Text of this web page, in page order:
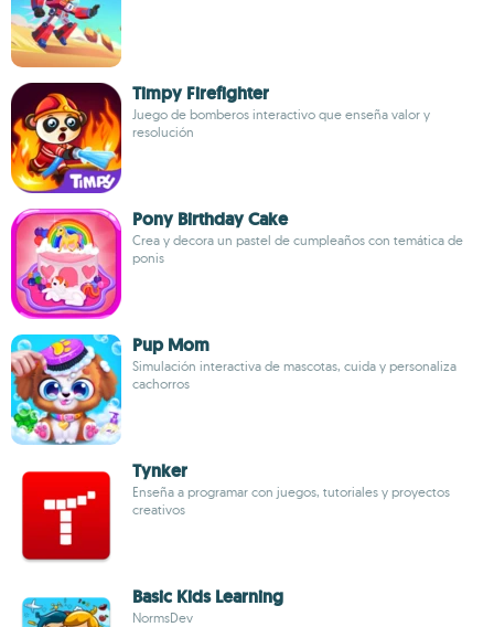
Timpy Firefighter
Juego de bomberos interactivo que enseña valor y
resolución
Pony Birthday Cake
Crea y decora un pastel de cumpleaños con temática de
ponis
Pup Mom
Simulación interactiva de mascotas, cuida y personaliza
cachorros
Tynker
Enseña a programar con juegos, tutoriales y proyectos
creativos
Basic Kids Learning
NormsDev